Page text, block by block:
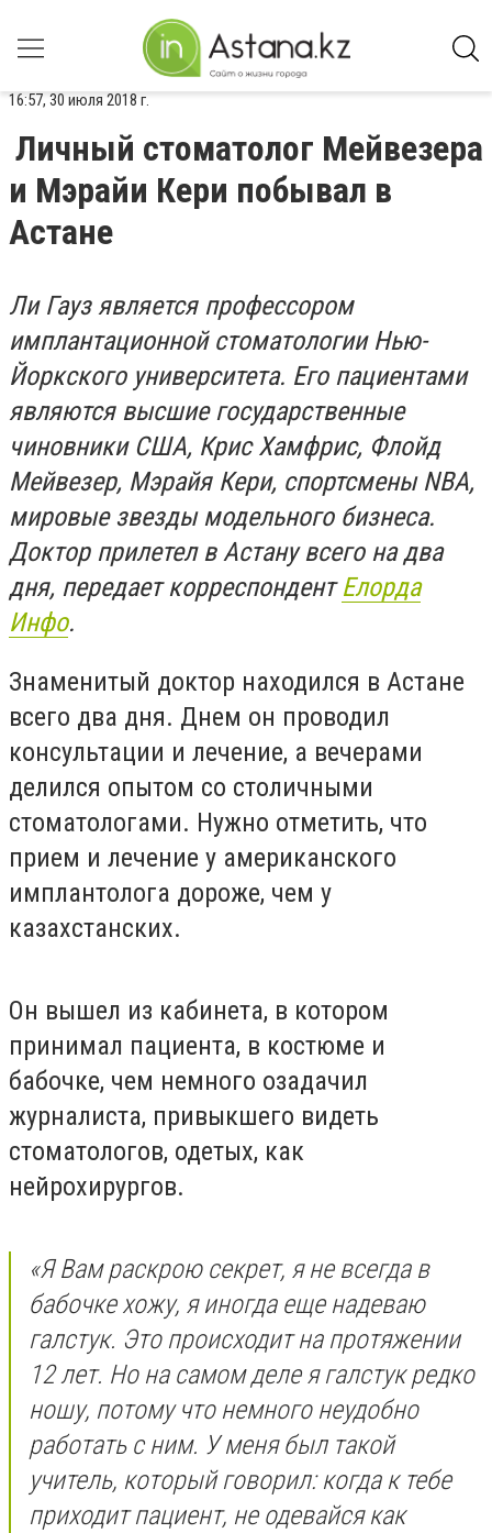
16:57, 30 июля 2018 г.
Личный стоматолог Мейвезера
и Мэрайи Кери побывал в
Астане
Ли Гауз является профессором
имплантационной стоматологии Нью-
Йоркского университета. Его пациентами
являются высшие государственные
чиновники США, Крис Хамфрис, Флойд
Мейвезер, Мэрайя Кери, спортсмены NBA,
мировые звезды модельного бизнеса.
Доктор прилетел в Астану всего на два
дня, передает корреспондентЕлорда
Инфо.
Знаменитый доктор находился в Астане
всего два дня. Днем он проводил
консультации и лечение, а вечерами
делился опытом со столичными
стоматологами. Нужно отметить, что
прием и лечение у американского
имплантолога дороже, чем у
казахстанских.
Он вышел из кабинета, в котором
принимал пациента, в костюме и
бабочке, чем немного озадачил
журналиста, привыкшего видеть
стоматологов, одетых, как
нейрохирургов.
«Я Вам раскрою секрет, я не всегда в
бабочке хожу, я иногда еще надеваю
галстук. Это происходит на протяжении
12 лет. Но на самом деле я галстук редко
ношу, потому что немного неудобно
работать с ним. У меня был такой
учитель, который говорил: когда к тебе
приходит пациент, не одевайся как